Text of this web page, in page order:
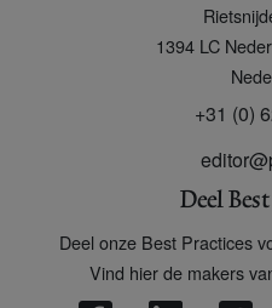
1394 LC
+31 (0)
Deel
Deel onze Best Practices
Vind hier de makers